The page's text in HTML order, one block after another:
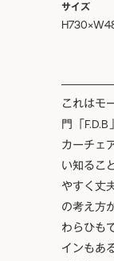
サイズ
これはモ
門「
カーチェ
い知るこ
やすく丈
の考え方
わらひも
インもあ